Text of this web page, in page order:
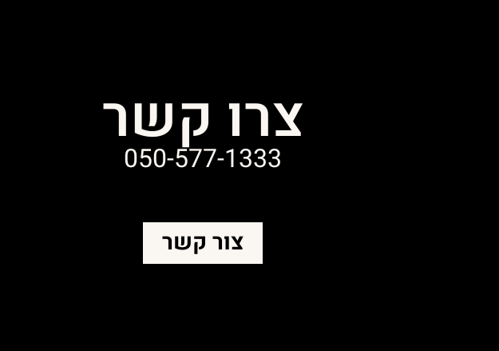
צרו קשר
050-577-1333
צור קשר